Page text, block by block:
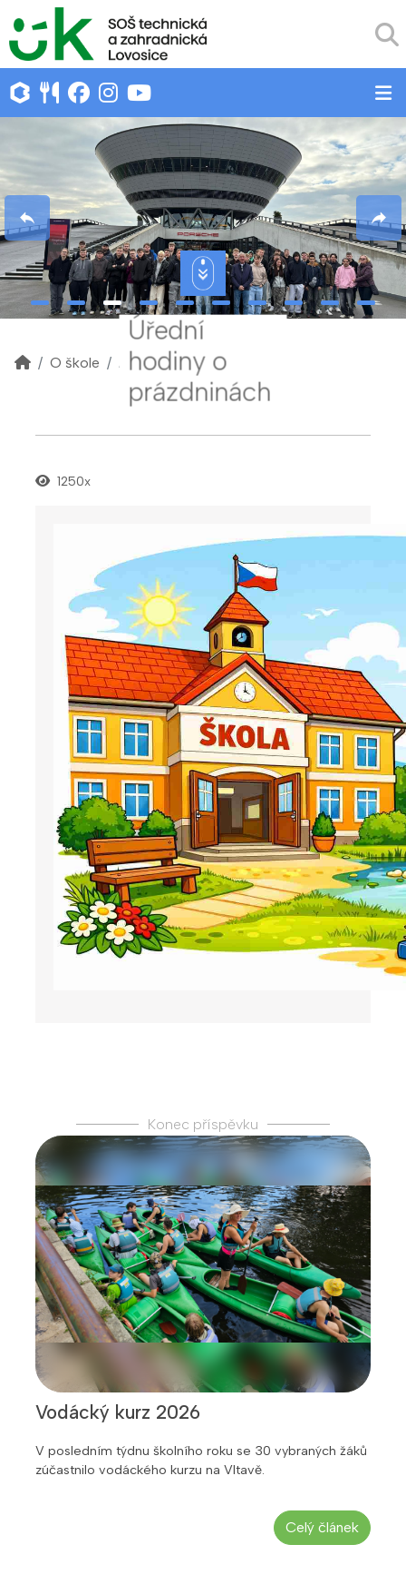
O škole Akce školy
Úřední
hodiny o
prázdninách
1250x
Konec příspěvku
Vodácký kurz 2026
V posledním týdnu školního roku se 30 vybraných žáků
zúčastnilo vodáckého kurzu na Vltavě.
Celý článek